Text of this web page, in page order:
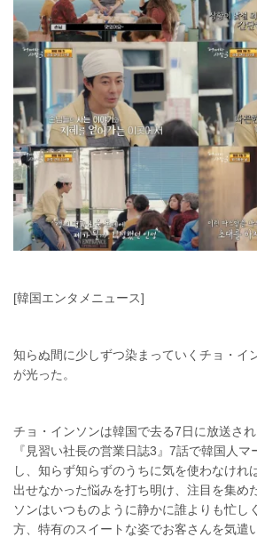
[韓国エンタメニュース]
知らぬ間に少しずつ染まっていくチョ・イ
が光った。
チョ・インソンは韓国で去る7日に放送さ
『見習い社長の営業日誌3』7話で韓国人
し、知らず知らずのうちに気を使わなけれ
出せなかった悩みを打ち明け、注目を集め
ソンはいつものように静かに誰よりも忙し
方、特有のスイートな姿でお客さんを気遣